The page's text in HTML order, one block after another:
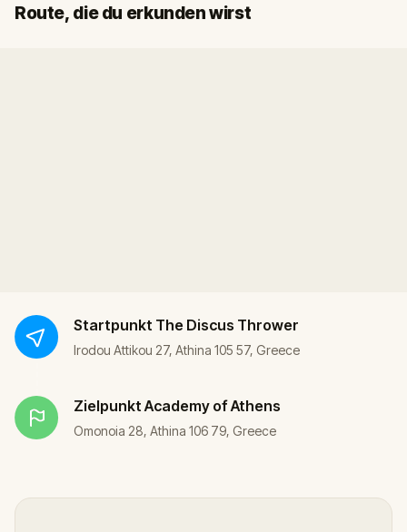
Route, die du erkunden wirst
Start
Ziel
Startpunkt The Discus Thrower
Irodou Attikou 27, Athina 105 57, Greece
Zielpunkt Academy of Athens
Omonoia 28, Athina 106 79, Greece